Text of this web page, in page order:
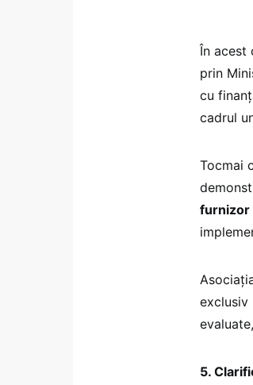
În acest
prin
cu
cadrul
Tocmai
furnizor
exclusiv
5.